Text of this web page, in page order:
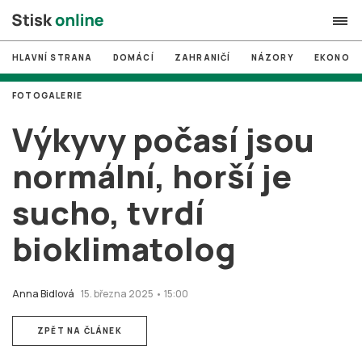
search
# MUNI
# Brno
# volby
login PŘIHLÁSIT SE
Zapomněli jste heslo?
HLAVNÍ STRANA DOMÁCÍ ZAHRANIČÍ NÁZORY
Výkyvy počasí jsou
normální, horší je
sucho, tvrdí
bioklimatolog
Anna Bidlová 15. března 2025 • 15:00
FOTOGALERIE
ZPĚT NA ČLÁNEK